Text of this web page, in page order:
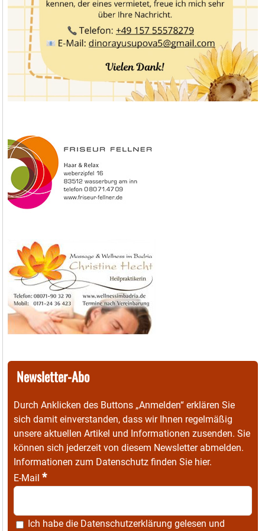
Newsletter-Abo
Durch Anklicken des Buttons „Anmelden“ erklären Sie
sich damit einverstanden, dass wir Ihnen regelmäßig
unsere aktuellen Artikel und Informationen zusenden. Sie
können sich jederzeit von diesem Newsletter abmelden.
Informationen zum Datenschutz finden Sie hier.
E-Mail *
Ich habe die Datenschutzerklärung gelesen und